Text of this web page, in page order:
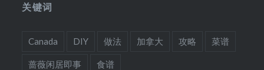
关键词
Canada DIY 做法 加拿大 攻略 菜谱
蔷薇闲居即事 食谱